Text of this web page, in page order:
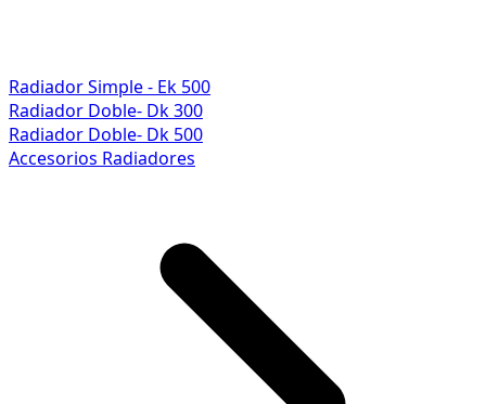
Radiador Simple - Ek 500
Radiador Doble- Dk 300
Radiador Doble- Dk 500
Accesorios Radiadores